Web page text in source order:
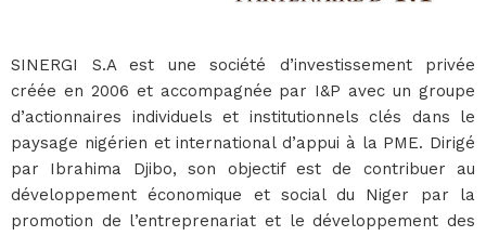
SINERGI S.A est une société d’investissement privée
créée en 2006 et accompagnée par I&P avec un groupe
d’actionnaires individuels et institutionnels clés dans le
paysage nigérien et international d’appui à la PME. Dirigé
par Ibrahima Djibo, son objectif est de contribuer au
développement économique et social du Niger par la
promotion de l’entreprenariat et le développement des